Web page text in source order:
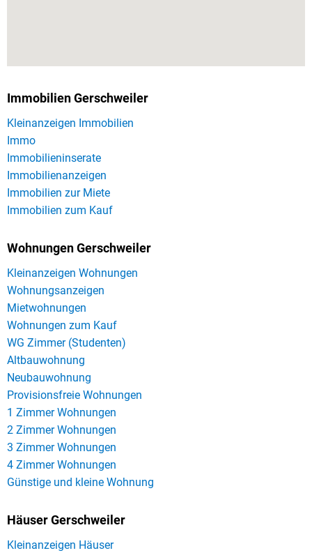
Immobilien Gerschweiler
Kleinanzeigen Immobilien
Immo
Immobilieninserate
Immobilienanzeigen
Immobilien zur Miete
Immobilien zum Kauf
Wohnungen Gerschweiler
Kleinanzeigen Wohnungen
Wohnungsanzeigen
Mietwohnungen
Wohnungen zum Kauf
WG Zimmer (Studenten)
Altbauwohnung
Neubauwohnung
Provisionsfreie Wohnungen
1 Zimmer Wohnungen
2 Zimmer Wohnungen
3 Zimmer Wohnungen
4 Zimmer Wohnungen
Günstige und kleine Wohnung
Häuser Gerschweiler
Kleinanzeigen Häuser